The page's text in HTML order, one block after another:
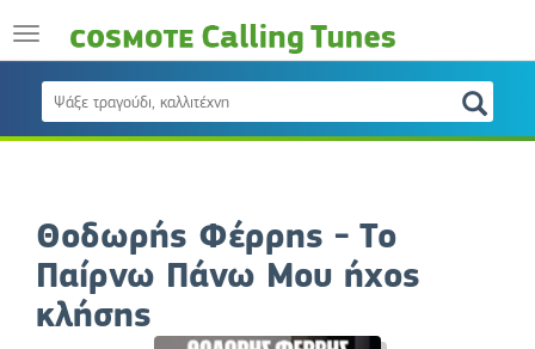
Θοδωρής Φέρρης - Το
Παίρνω Πάνω Μου ήχος
κλήσης